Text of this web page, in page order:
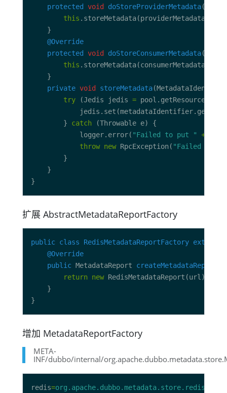
protected
void
doStoreProviderMetadata
this
@Override
protected
void
doStoreConsumerMetadata
this
private void
storeMetadata
try (Jedis jedis =
        }
catch
            logger.error(
"Failed to put " +
throw new RpcException( "Failed to
扩展 AbstractMetadataReportFactory
public class RedisMetadataReportFactory extends
@Override
public MetadataReport createMetadataReport
return
new
增加 MetadataReportFactory
META-
INF/dubbo/internal/
redis=